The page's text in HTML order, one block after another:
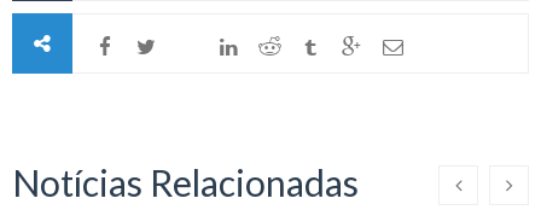
Notícias Relacionadas